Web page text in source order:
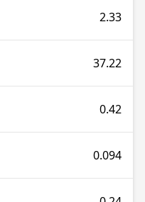
2.33
37.22
0.42
0.094